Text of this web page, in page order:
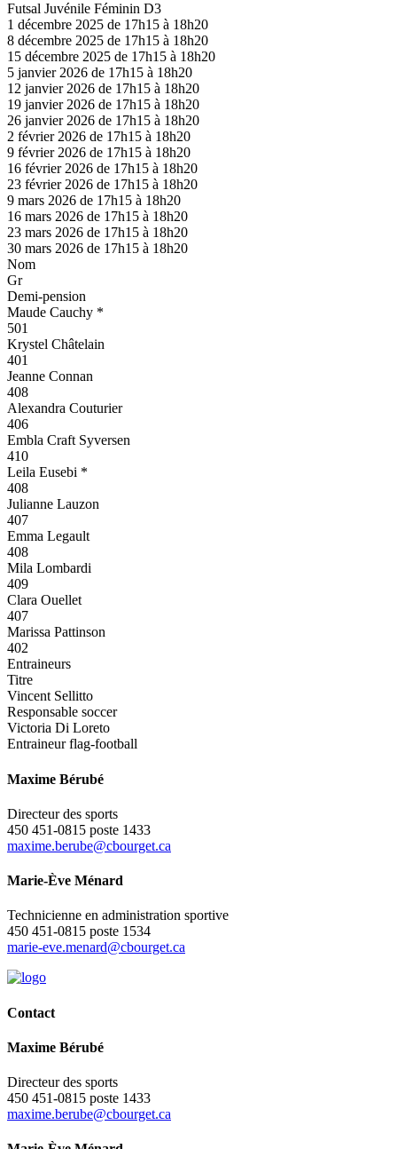
Futsal Juvénile Féminin D3
1 décembre 2025 de 17h15 à 18h20
8 décembre 2025 de 17h15 à 18h20
15 décembre 2025 de 17h15 à 18h20
5 janvier 2026 de 17h15 à 18h20
12 janvier 2026 de 17h15 à 18h20
19 janvier 2026 de 17h15 à 18h20
26 janvier 2026 de 17h15 à 18h20
2 février 2026 de 17h15 à 18h20
9 février 2026 de 17h15 à 18h20
16 février 2026 de 17h15 à 18h20
23 février 2026 de 17h15 à 18h20
9 mars 2026 de 17h15 à 18h20
16 mars 2026 de 17h15 à 18h20
23 mars 2026 de 17h15 à 18h20
30 mars 2026 de 17h15 à 18h20
Nom
Gr
Demi-pension
Maude Cauchy *
501
Krystel Châtelain
401
Jeanne Connan
408
Alexandra Couturier
406
Embla Craft Syversen
410
Leila Eusebi *
408
Julianne Lauzon
407
Emma Legault
408
Mila Lombardi
409
Clara Ouellet
407
Marissa Pattinson
402
Entraineurs
Titre
Vincent Sellitto
Responsable soccer
Victoria Di Loreto
Entraineur flag-football
Maxime Bérubé
Directeur des sports
450 451-0815 poste 1433
maxime.berube@cbourget.ca
Marie-Ève Ménard
Technicienne en administration sportive
450 451-0815 poste 1534
marie-eve.menard@cbourget.ca
Contact
Maxime Bérubé
Directeur des sports
450 451-0815 poste 1433
maxime.berube@cbourget.ca